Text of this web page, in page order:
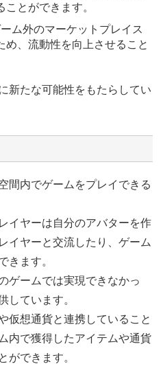
とができます。
ム外のマーケットプレイス
め、流動性を向上させること
新たな可能性をもたらしてい
間内でゲームをプレイできる
イヤーは自分のアバターを作
イヤーと交流したり、ゲーム
きます。
ゲームでは実現できなかっ
しています。
仮想通貨と連携していること
内で獲得したアイテムや通貨
ができます。